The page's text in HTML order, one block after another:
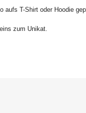
T-Shirt oder Hoodie
zum Unikat.